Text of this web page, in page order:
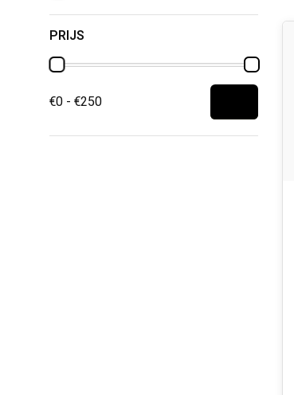
PRIJS
€0 - €250